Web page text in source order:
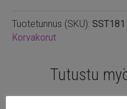
19x2mm,
2kpl
Tuotetunnus (SKU): SST181
Korvakorut
Tutustu